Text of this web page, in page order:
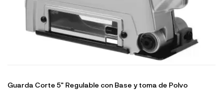
Guarda Corte 5" Regulable con Base y toma de Polvo